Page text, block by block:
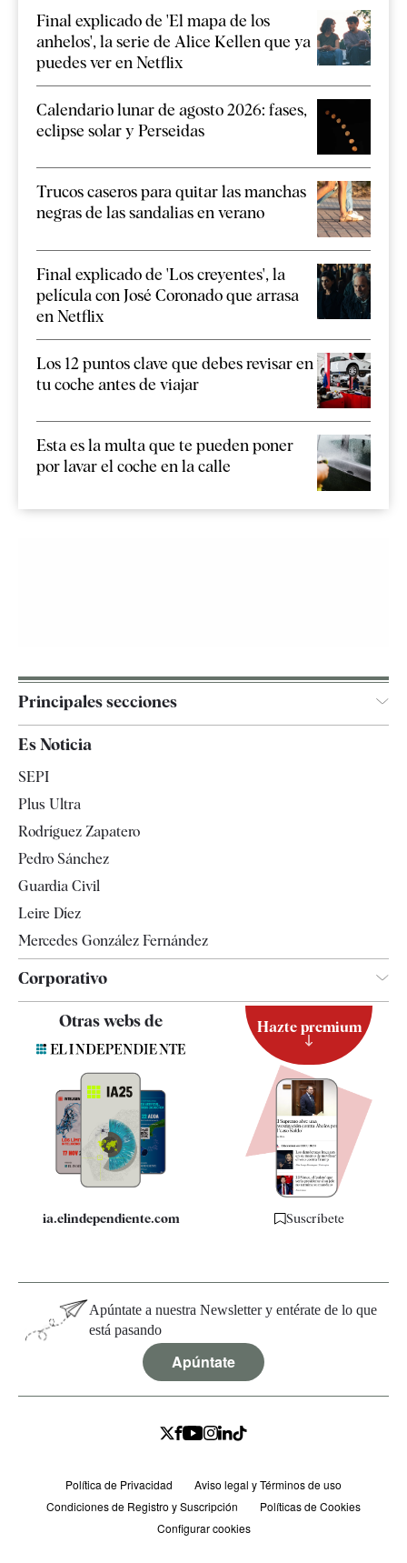
Final explicado de 'El mapa de los
anhelos', la serie de Alice Kellen que ya
puedes ver en Netflix
Calendario lunar de agosto 2026: fases,
eclipse solar y Perseidas
Trucos caseros para quitar las manchas
negras de las sandalias en verano
Final explicado de 'Los creyentes', la
película con José Coronado que arrasa
en Netflix
Los 12 puntos clave que debes revisar en
tu coche antes de viajar
Esta es la multa que te pueden poner
por lavar el coche en la calle
Principales secciones
Televisión
Es Noticia
SEPI
Plus Ultra
Rodríguez Zapatero
Pedro Sánchez
Guardia Civil
Leire Díez
Mercedes González Fernández
Corporativo
Quiénes somos
Especificaciones
Otras webs de
ia.elindependiente.com
Hazte premium
Suscríbete
Apúntate a nuestra Newsletter y entérate de lo que
está pasando
Apúntate
Política de Privacidad
Aviso legal y Términos de uso
Condiciones de Registro y Suscripción
Políticas de Cookies
Configurar cookies